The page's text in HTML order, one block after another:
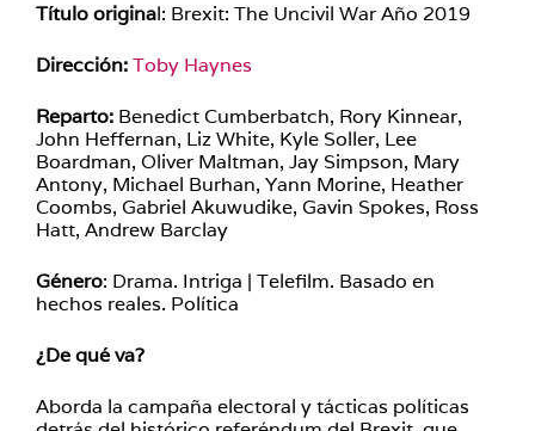
Título original: Brexit: The Uncivil War Año 2019
Dirección:Toby Haynes
Reparto: Benedict Cumberbatch, Rory Kinnear,
John Heffernan, Liz White, Kyle Soller, Lee
Boardman, Oliver Maltman, Jay Simpson, Mary
Antony, Michael Burhan, Yann Morine, Heather
Coombs, Gabriel Akuwudike, Gavin Spokes, Ross
Hatt, Andrew Barclay
Género: Drama. Intriga | Telefilm. Basado en
hechos reales. Política
¿De qué va?
Aborda la campaña electoral y tácticas políticas